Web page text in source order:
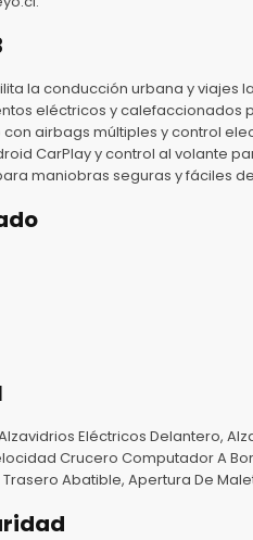
la conducción urbana y viajes
eléctricos y calefaccionados
airbags múltiples y control
CarPlay y control al volante
maniobras seguras y fáciles
Eléctricos Delantero,
Crucero Computador A
Abatible, Apertura De